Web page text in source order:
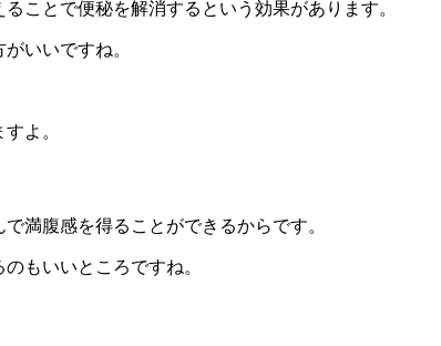
ことで便秘を解消するという効果があります。
いいですね。
よ。
満腹感を得ることができるからです。
もいいところですね。